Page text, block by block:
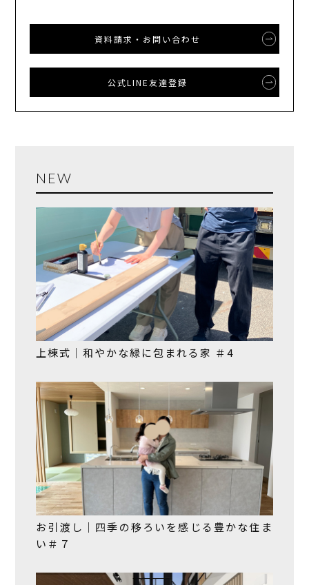
資料請求・お問い合わせ
公式LINE友達登録
NEW
上棟式｜和やかな緑に包まれる家 ＃4
お引渡し｜四季の移ろいを感じる豊かな住ま
い＃７